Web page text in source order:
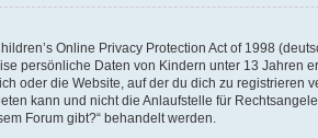
Online Privacy Protection Act of 1998
persönliche Daten von Kindern unter 13 Jahren
oder die Website, auf der du dich zu registrieren
kann und nicht die Anlaufstelle für
Forum gibt?“ behandelt werden.